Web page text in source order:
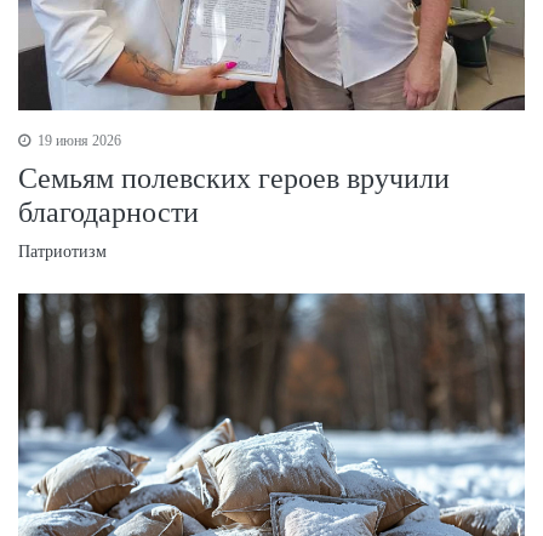
19 июня 2026
Семьям полевских героев вручили
благодарности
Патриотизм